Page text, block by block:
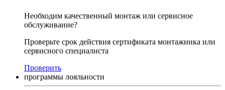
Необходим качественный монтаж или сервисное
обслуживание?
Проверьте срок действия сертификата монтажника или
сервисного специалиста
Проверить
программы лояльности